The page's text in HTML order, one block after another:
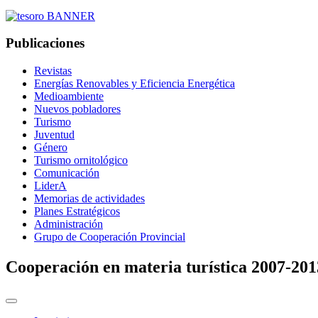
Publicaciones
Revistas
Energías Renovables y Eficiencia Energética
Medioambiente
Nuevos pobladores
Turismo
Juventud
Género
Turismo ornitológico
Comunicación
LiderA
Memorias de actividades
Planes Estratégicos
Administración
Grupo de Cooperación Provincial
Cooperación en materia turística 2007-